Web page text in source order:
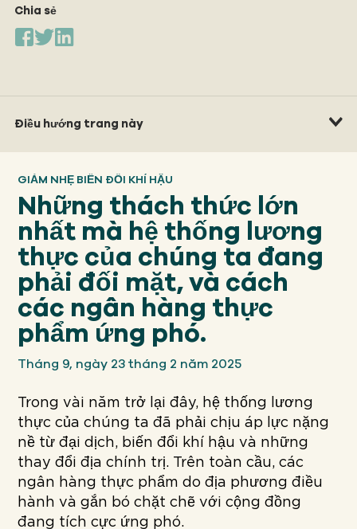
Của chúng tôi
SỰ VA CHẠM
Về
NHIỆM VỤ CỦA CHÚNG TA
QUYÊN TẶNG
Điều hướng trang này
Chia sẻ
GIẢM NHẸ BIẾN ĐỔI KHÍ HẬU
Những thách thức lớn
nhất mà hệ thống lương
thực của chúng ta đang
phải đối mặt, và cách
các ngân hàng thực
phẩm ứng phó.
Tháng 9, ngày 23 tháng 2 năm 2025
Trong vài năm trở lại đây, hệ thống lương
thực của chúng ta đã phải chịu áp lực nặng
nề từ đại dịch, biến đổi khí hậu và những
thay đổi địa chính trị. Trên toàn cầu, các
ngân hàng thực phẩm do địa phương điều
hành và gắn bó chặt chẽ với cộng đồng
đang tích cực ứng phó.